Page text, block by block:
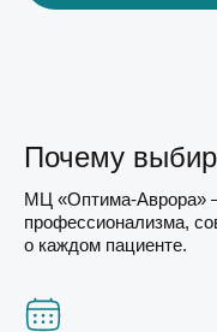
Почему
МЦ «Оптима-Аврора»
профессионализма,
о каждом пациенте.